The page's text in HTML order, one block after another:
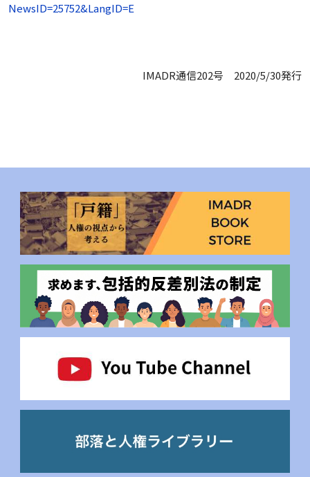
NewsID=25752&LangID=E
IMADR通信202号 2020/5/30発行